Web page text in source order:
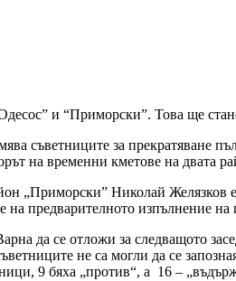
и “Приморски”. Това ще
съветниците за прекратяване
на временни кметове на двата
„Приморски” Николай
на предварителното изпълнение
да се отложи за следващото
не са могли да се
9 бяха „против“, а 16 –